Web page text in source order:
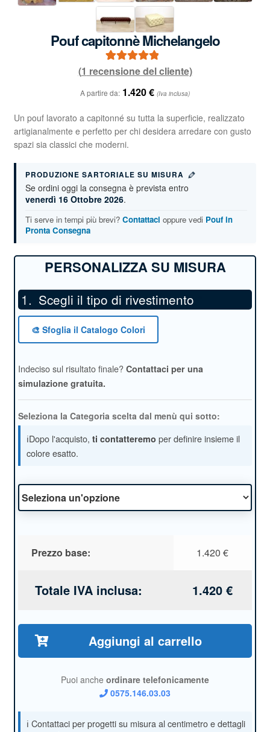
Pouf capitonnè Michelangelo
Valutato 5.00
1
recensioni
(1 recensione del cliente)
A partire da: 1.420€ (Iva inclusa)
Un pouf lavorato a capitonné su tutta la superficie, realizzato
artigianalmente e perfetto per chi desidera arredare con gusto
spazi sia classici che moderni.
PRODUZIONE SARTORIALE SU MISURA
Se ordini oggi la consegna è prevista entro
venerdì 16 Ottobre 2026.
Ti serve in tempi più brevi? Contattaci oppure vedi Pouf in
Pronta Consegna
Scegli il tipo di rivestimento
🎨 Sfoglia il Catalogo Colori
Indeciso sul risultato finale? Contattaci per una
simulazione gratuita.
Seleziona la Categoria scelta dal menù qui sotto:
ℹ️Dopo l'acquisto, ti contatteremo per definire insieme il
colore esatto.
Prezzo base: 1.420€
Totale IVA inclusa: 1.420€
Aggiungi al carrello
Puoi anche ordinare telefonicamente
0575.146.03.03